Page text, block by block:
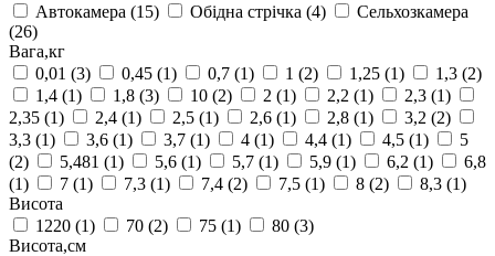
Автокамера (15) Обідна стрічка (4)
Сельхозкамера
(26)
Вага,кг
0,01 (3) 0,45 (1) 0,7 (1) 1 (2) 1,25 (1) 1,3 (2)
1,4 (1) 1,8 (3) 10 (2) 2 (1) 2,2 (1) 2,3 (1)
2,35 (1) 2,4 (1) 2,5 (1) 2,6 (1) 2,8 (1) 3,2 (2)
3,3 (1) 3,6 (1) 3,7 (1) 4 (1) 4,4 (1) 4,5 (1)
5
(2)
5,481 (1) 5,6 (1) 5,7 (1) 5,9 (1) 6,2 (1)
6,8
(1)
7 (1) 7,3 (1) 7,4 (2) 7,5 (1) 8 (2) 8,3 (1)
Висота
1220 (1) 70 (2) 75 (1) 80 (3)
Висота,см